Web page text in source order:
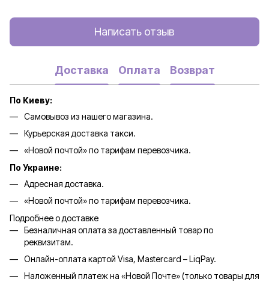
Написать отзыв
Доставка Оплата Возврат
По Киеву:
Самовывоз из нашего магазина.
Курьерская доставка такси.
«Новой почтой» по тарифам перевозчика.
По Украине:
Адресная доставка.
«Новой почтой» по тарифам перевозчика.
Подробнее о доставке
Безналичная оплата за доставленный товар по
реквизитам.
Онлайн-оплата картой Visa, Mastercard – LiqPay.
Наложенный платеж на «Новой Почте» (только товары для